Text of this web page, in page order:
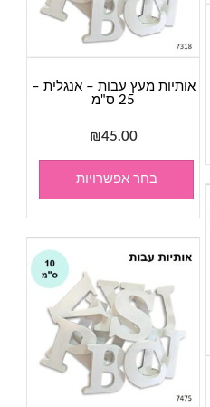
אותיות מעץ עבות – אנגלית –
25 ס"מ
₪45.00
בחר אפשרויות